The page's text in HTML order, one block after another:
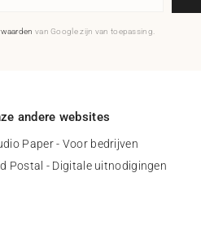
van Google zijn van toepassing.
andere websites
Paper - Voor bedrijven
Postal - Digitale uitnodigingen